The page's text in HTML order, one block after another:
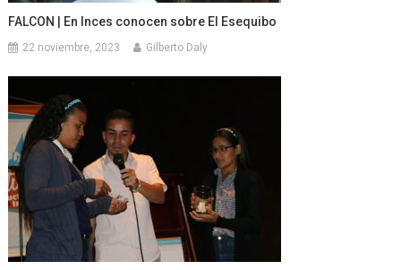
FALCON | En Inces conocen sobre El Esequibo
22 noviembre, 2023 Gilberto Daly